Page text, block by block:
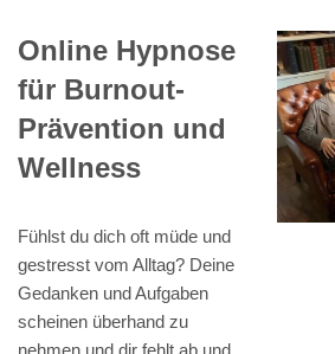
Online Hypnose
für Burnout-
Prävention und
Wellness
Fühlst du dich oft müde und
gestresst vom Alltag? Deine
Gedanken und Aufgaben
scheinen überhand zu
nehmen und dir fehlt ab und